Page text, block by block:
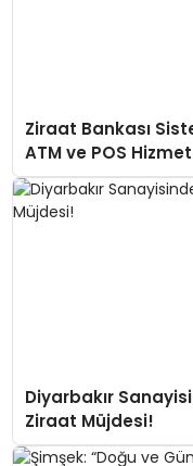
Ziraat Bankası
ATM ve POS
Diyarbakır
Ziraat Müjdesi!